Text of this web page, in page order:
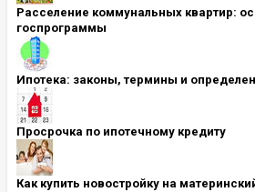
Расселение коммунальных квартир:
госпрограммы
Ипотека: ​​​​​​​законы, термины и
Просрочка по ипотечному кредиту
Как купить новостройку на